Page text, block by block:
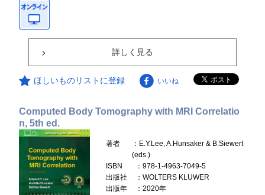
詳しく見る
ほしいものリストに登録 いいね
Computed Body Tomography with MRI Correlatio
n, 5th ed.
著者
：E.Y.Lee, A.Hunsaker & B.Siewert
(eds.)
ISBN
：978-1-4963-7049-5
出版社
：WOLTERS KLUWER
出版年
：2020年